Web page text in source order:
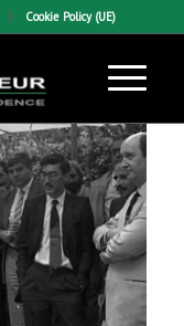
Cookie Policy (UE)